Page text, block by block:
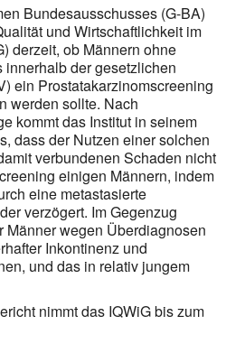
Bundesausschusses (G-BA)
und Wirt­schaft­lichkeit im
derzeit, ob Männern ohne
innerhalb der gesetz­lichen
ein Prostata­karzinom­screening
werden sollte. Nach
kommt das Institut in seinem
dass der Nutzen einer solchen
verbundenen Schaden nicht
einigen Männern, indem
eine metastasierte
verzögert. Im Gegenzug
Männer wegen Überdiagnosen
Inkontinenz und
und das in relativ jungem
nimmt das IQWiG bis zum